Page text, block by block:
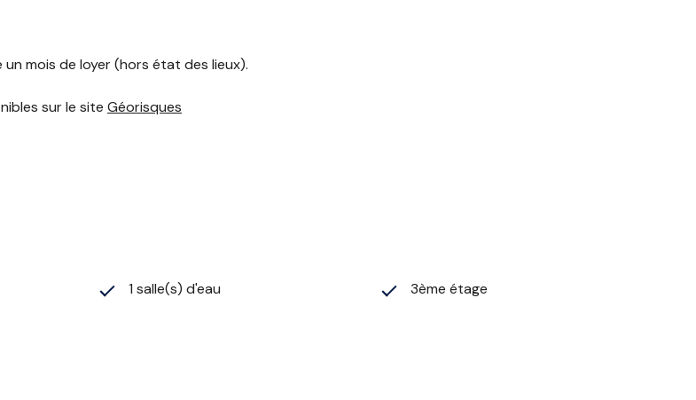
un mois de loyer (hors état des lieux).
sur le site Géorisques
1 salle(s) d'eau 3ème étage